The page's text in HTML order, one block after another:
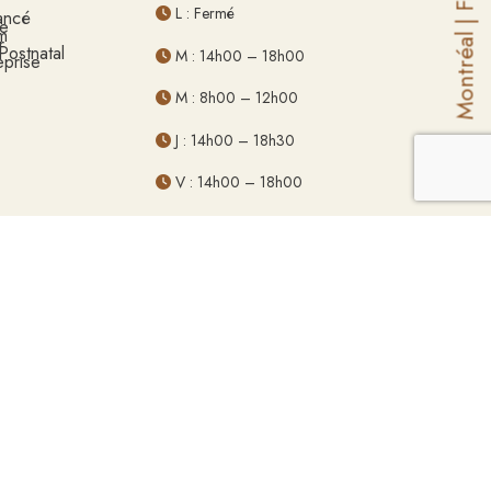
Montréal
|
L : Fermé
M : 14h00 – 18h00
M : 8h00 – 12h00
J : 14h00 – 18h30
V : 14h00 – 18h00